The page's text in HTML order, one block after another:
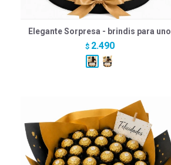
Elegante Sorpresa - brindis para uno
$ 2.490